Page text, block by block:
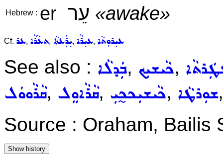
Hebrew : er עֵר «awake»
Cf. ܥܪ, ܬܥܵܪܵܐ, ܝܼܪܲܥܬܵܐ, ܥܝܼܪܵܐ, ܥܝܼܪܘܼܬܵܐ
See also : ܒܲܕܠܵܐ, ܟܵܝܫܝܼܟ,
ܩܵܪܵܘܘܿܠ, ܩܵܪܵܐܘܸܠ, ܟܵܝܫܝܼܟܟ̰ܝܼ, ܫܘܼܪܛܵܐ
Source : Oraham, Bailis